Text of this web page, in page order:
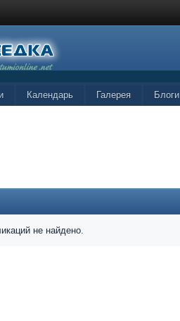
Календарь Галерея Блоги
не найдено.